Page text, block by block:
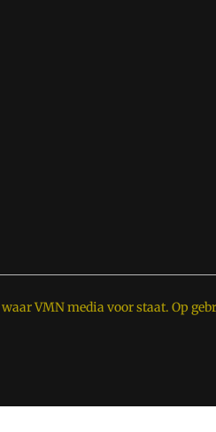
waar VMN media voor staat. Op